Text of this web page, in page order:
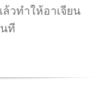
วทำให้อาเจียน
ที